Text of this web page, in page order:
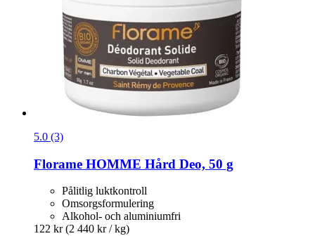
5.0 (3)
Florame HOMME Hård Deo, 50 g
Pålitlig luktkontroll
Omsorgsformulering
Alkohol- och aluminiumfri
122 kr (2 440 kr / kg)